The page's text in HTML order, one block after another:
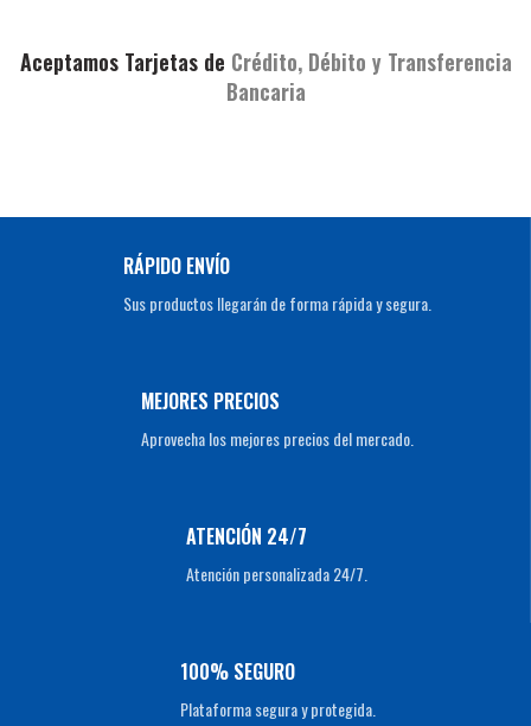
Aceptamos Tarjetas de Crédito, Débito y Transferencia
Bancaria
RÁPIDO ENVÍO
Sus productos llegarán de forma rápida y segura.
MEJORES PRECIOS
Aprovecha los mejores precios del mercado.
ATENCIÓN 24/7
Atención personalizada 24/7.
100% SEGURO
Plataforma segura y protegida.